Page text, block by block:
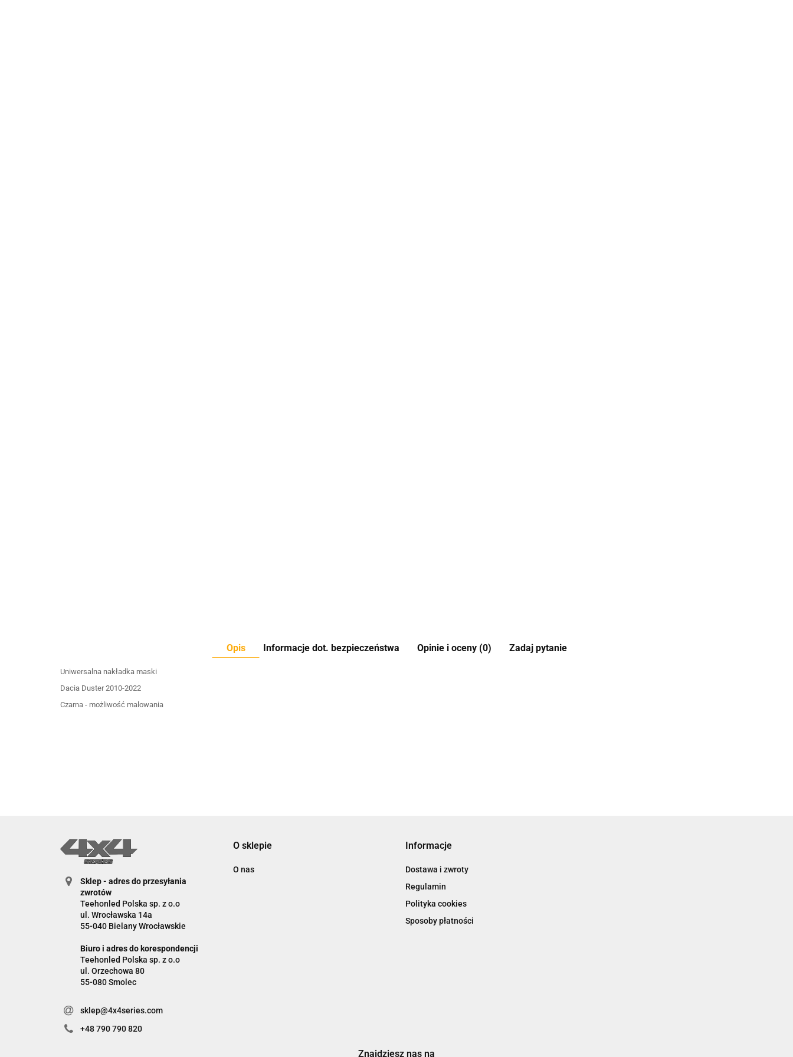
Opis Informacje dot. bezpieczeństwa Opinie i oceny (0) Zadaj pytanie
Uniwersalna nakładka maski
Dacia Duster 2010-2022
Czarna - możliwość malowania
Sklep - adres do przesyłania
zwrotów
Teehonled Polska sp. z o.o
ul. Wrocławska 14a
55-040 Bielany Wrocławskie
Biuro i adres do korespondencji
Teehonled Polska sp. z o.o
ul. Orzechowa 80
55-080 Smolec
sklep@4x4series.com
+48 790 790 820
O sklepie
O nas
Informacje
Dostawa i zwroty
Regulamin
Polityka cookies
Sposoby płatności
Znajdziesz nas na